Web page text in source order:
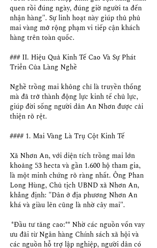
quen rồi đúng ngày, đúng giờ người ta đến
nhận hàng". Sự linh hoạt này giúp thủ phủ
mai vàng mở rộng phạm vi tiếp cận khách
hàng trên toàn quốc.
### II. Hiệu Quả Kinh Tế Cao Và Sự Phát
Triển Của Làng Nghề
Nghề trồng mai không chỉ là truyền thống
mà đã trở thành động lực kinh tế chủ lực,
giúp đời sống người dân An Nhơn được cải
thiện rõ rệt.
#### 1. Mai Vàng Là Trụ Cột Kinh Tế
Xã Nhơn An, với diện tích trồng mai lớn
khoảng 53 hecta và gần 1.600 hộ tham gia,
là một minh chứng rõ ràng nhất. Ông Phan
Long Hùng, Chủ tịch UBND xã Nhơn An,
khẳng định: "Dân ở địa phương Nhơn An
khá và giàu lên cũng là nhờ cây mai".
*Đầu tư tăng cao:** Nhờ các nguồn vốn vay
ưu đãi từ Ngân hàng Chính sách xã hội và
các nguồn hỗ trợ lập nghiệp, người dân có